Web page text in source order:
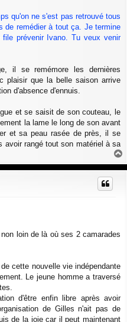
qu'on ne s'est pas retrouvé tous
de remédier à tout ça. Je termine
prévenir Ivano. Tu veux venir
il se remémore les dernières
plaisir que la belle saison arrive
d'absence d'ennuis.
et se saisit de son couteau, le
la lame le long de son avant
et sa peau rasée de près, il se
rangé tout son matériel à sa
a
u
loin de là où ses 2 camarades
cette nouvelle vie indépendante
Le jeune homme a traversé
d'être enfin libre après avoir
de Gilles n'ait pas de
de la joie car il peut maintenant